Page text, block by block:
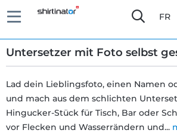
FR
Untersetzer mit Foto selbst
Schnelle
Lieferung
Lad dein Lieblingsfoto, einen Namen
und mach aus dem schlichten
Hingucker-Stück für Tisch, Bar oder
vor Flecken und Wasserrändern und...